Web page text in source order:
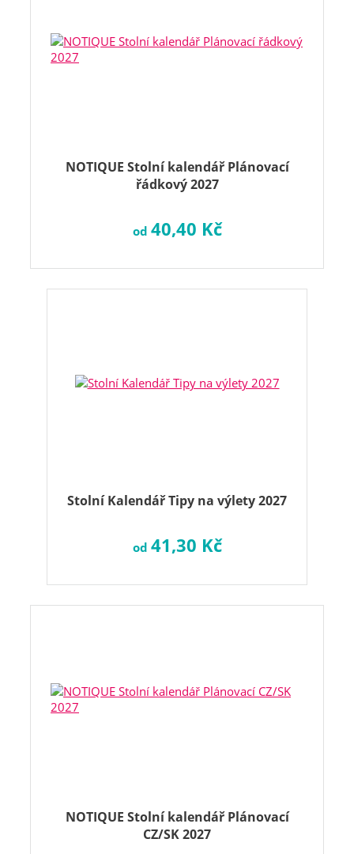
NOTIQUE Stolní kalendář Plánovací
řádkový 2027
od 40,40 Kč
Stolní Kalendář Tipy na výlety 2027
od 41,30 Kč
NOTIQUE Stolní kalendář Plánovací
CZ/SK 2027